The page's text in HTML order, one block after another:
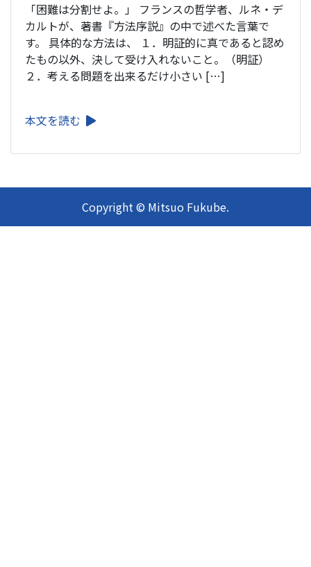
「困難は分割せよ。」 フランスの哲学者、ルネ・デ
カルトが、著書『方法序説』の中で述べた言葉で
す。 具体的な方法は、 １．明証的に真であると認め
たもの以外、決して受け入れないこと。（明証）
２．考える問題を出来るだけ小さい […]
本文を読む
Copyright © Mitsuo Fukube.